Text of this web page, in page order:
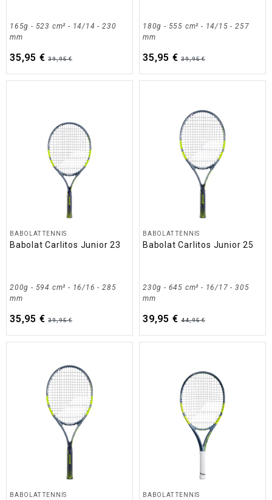
165g - 523 cm² - 14/14 - 230
mm
35,95 € 39,95 €
180g - 555 cm² - 14/15 - 257
mm
35,95 € 39,95 €
BABOLAT TENNIS
Babolat Carlitos Junior 23
200g - 594 cm² - 16/16 - 285
mm
35,95 € 39,95 €
BABOLAT TENNIS
Babolat Carlitos Junior 25
230g - 645 cm² - 16/17 - 305
mm
39,95 € 44,95 €
BABOLAT TENNIS BABOLAT TENNIS